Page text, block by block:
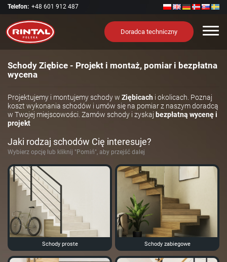
Telefon: +48 601 912 487
Doradca techniczny
Schody Ziębice - Projekt i montaż, pomiar i bezpłatna
wycena
Projektujemy i montujemy schody w Ziębicach i okolicach. Poznaj
koszt wykonania schodów i umów się na pomiar z naszym doradcą
w Twojej miejscowości. Zamów schody i zyskaj bezpłatną wycenę i
projekt
Jaki rodzaj schodów Cię interesuje?
Wybierz opcję lub kliknij "Pomiń", aby przejść dalej
Schody proste Schody zabiegowe